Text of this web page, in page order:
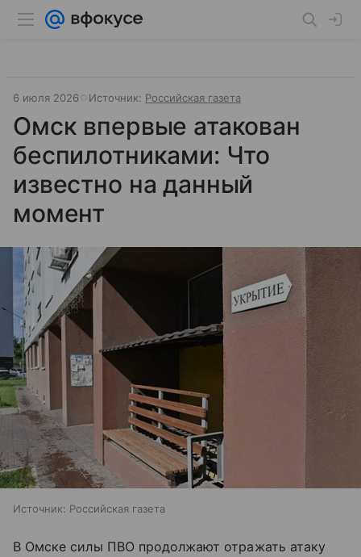
6 июля 2026 Источник: Российская газета
Омск впервые атакован
беспилотниками: Что
известно на данный
момент
Источник: Российская газета
В Омске силы ПВО продолжают отражать атаку